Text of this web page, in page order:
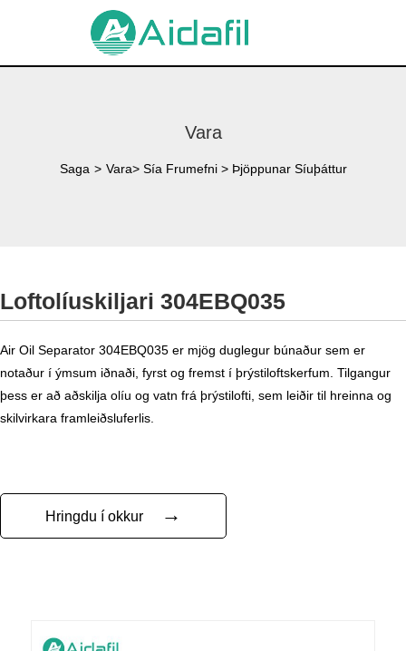
Vara
Saga > Vara> Sía Frumefni> Þjöppunar Síuþáttur
Loftolíuskiljari 304EBQ035
Air Oil Separator 304EBQ035 er mjög duglegur búnaður sem er
notaður í ýmsum iðnaði, fyrst og fremst í þrýstiloftskerfum. Tilgangur
þess er að aðskilja olíu og vatn frá þrýstilofti, sem leiðir til hreinna og
skilvirkara framleiðsluferlis.
Hringdu í okkur →